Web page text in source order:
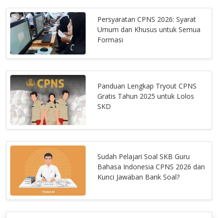
Persyaratan CPNS 2026: Syarat
Umum dan Khusus untuk Semua
Formasi
Panduan Lengkap Tryout CPNS
Gratis Tahun 2025 untuk Lolos
SKD
Sudah Pelajari Soal SKB Guru
Bahasa Indonesia CPNS 2026 dan
Kunci Jawaban Bank Soal?